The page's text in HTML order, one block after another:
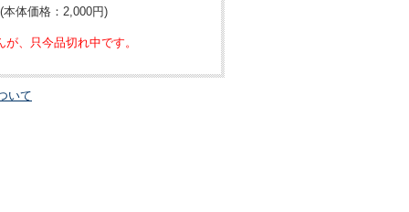
(本体価格：2,000円)
、只今品切れ中です。
いて